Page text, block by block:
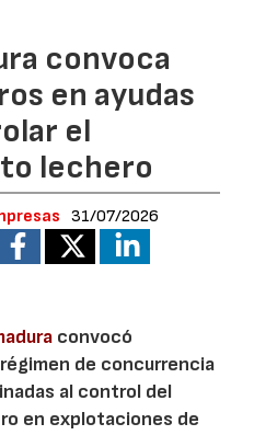
convoca
en ayudas
el
lechero
31/07/2026
convocó
de concurrencia
al control del
en explotaciones de